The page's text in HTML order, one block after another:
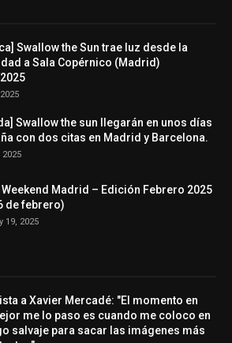
Swallow the Sun trae luz desde la
a Sala Copérnico (Madrid)
Swallow the sun llegarán en unos días
con dos citas en Madrid y Barcelona.
Madrid – Edición Febrero 2025
de febrero)
19, 2025
a Xavier Mercadé: "El momento en
me lo paso es cuando me coloco en
salvaje para sacar las imágenes más